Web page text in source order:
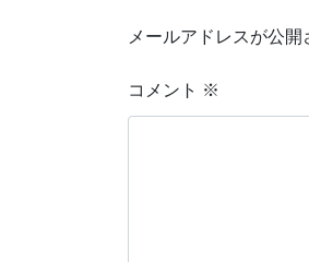
メールアドレスが公開
コメント ※